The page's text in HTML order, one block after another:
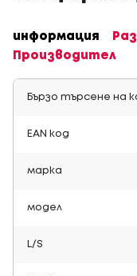
информация
Производител
Бързо търсене на
EAN код
марка
модел
L/S